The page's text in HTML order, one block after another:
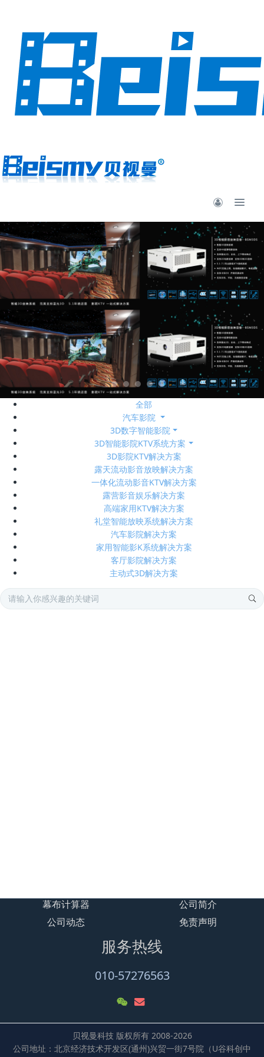
全部
汽车影院
3D数字智能影院
3D智能影院KTV系统方案
3D影院KTV解决方案
露天流动影音放映解决方案
一体化流动影音KTV解决方案
露营影音娱乐解决方案
高端家用KTV解决方案
礼堂智能放映系统解决方案
汽车影院解决方案
家用智能影K系统解决方案
客厅影院解决方案
主动式3D解决方案
幕布计算器
公司简介
公司动态
免责声明
服务热线
010-57276563
贝视曼科技 版权所有 2008-2026
公司地址：北京经济技术开发区(通州)兴贸一街7号院（U谷科创中